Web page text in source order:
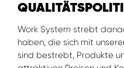
Work System strebt
haben, die sich mit
sind bestrebt, Produkte